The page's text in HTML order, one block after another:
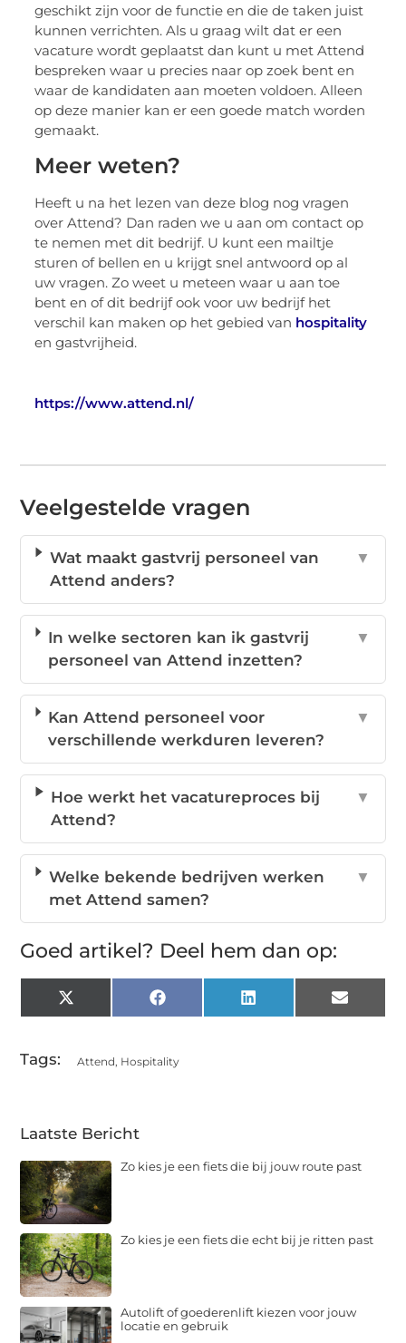
geschikt zijn voor de functie en die de taken juist
kunnen verrichten. Als u graag wilt dat er een
vacature wordt geplaatst dan kunt u met Attend
bespreken waar u precies naar op zoek bent en
waar de kandidaten aan moeten voldoen. Alleen
op deze manier kan er een goede match worden
gemaakt.
Meer weten?
Heeft u na het lezen van deze blog nog vragen
over Attend? Dan raden we u aan om contact op
te nemen met dit bedrijf. U kunt een mailtje
sturen of bellen en u krijgt snel antwoord op al
uw vragen. Zo weet u meteen waar u aan toe
bent en of dit bedrijf ook voor uw bedrijf het
verschil kan maken op het gebied van hospitality
en gastvrijheid.
https://www.attend.nl/
Veelgestelde vragen
Wat maakt gastvrij personeel van
Attend anders?
▼
In welke sectoren kan ik gastvrij
personeel van Attend inzetten?
▼
Kan Attend personeel voor
verschillende werkduren leveren?
▼
Hoe werkt het vacatureproces bij
Attend?
▼
Welke bekende bedrijven werken
met Attend samen?
▼
Goed artikel? Deel hem dan op:
X
(Twitter)
Facebook LinkedIn Email
Tags: Attend, Hospitality
Laatste Bericht
Zo kies je een fiets die bij jouw route past
Zo kies je een fiets die echt bij je ritten past
Autolift of goederenlift kiezen voor jouw
locatie en gebruik